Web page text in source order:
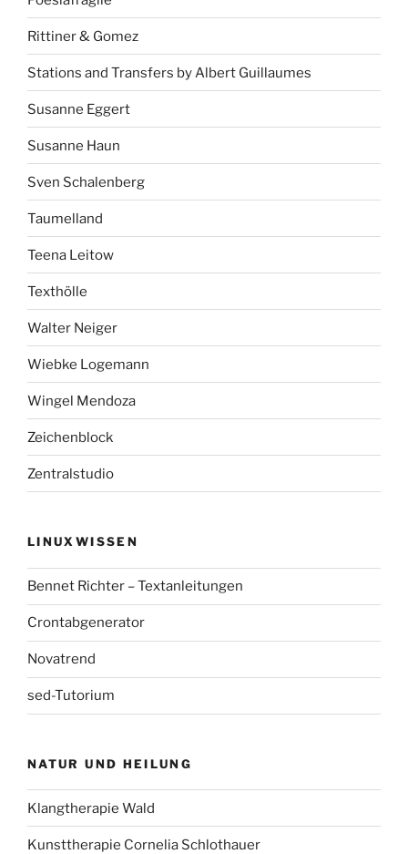
Rittiner & Gomez
Stations and Transfers by Albert Guillaumes
Susanne Eggert
Susanne Haun
Sven Schalenberg
Taumelland
Teena Leitow
Texthölle
Walter Neiger
Wiebke Logemann
Wingel Mendoza
Zeichenblock
Zentralstudio
LINUXWISSEN
Bennet Richter – Textanleitungen
Crontabgenerator
Novatrend
sed-Tutorium
NATUR UND HEILUNG
Klangtherapie Wald
Kunsttherapie Cornelia Schlothauer